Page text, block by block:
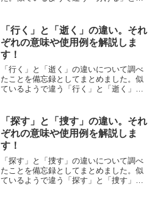
「行く」と「逝く」の違い。それ
ぞれの意味や使用例を解説しま
す！
「行く」と「逝く」の違いについて調べ
たことを備忘録としてまとめました。似
ているようで違う「行く」と「逝く」の
「探す」と「捜す」の違い。それ
ぞれの意味や使用例を解説しま
す！
「探す」と「捜す」の違いについて調べ
たことを備忘録としてまとめました。似
ているようで違う「探す」と「捜す」の